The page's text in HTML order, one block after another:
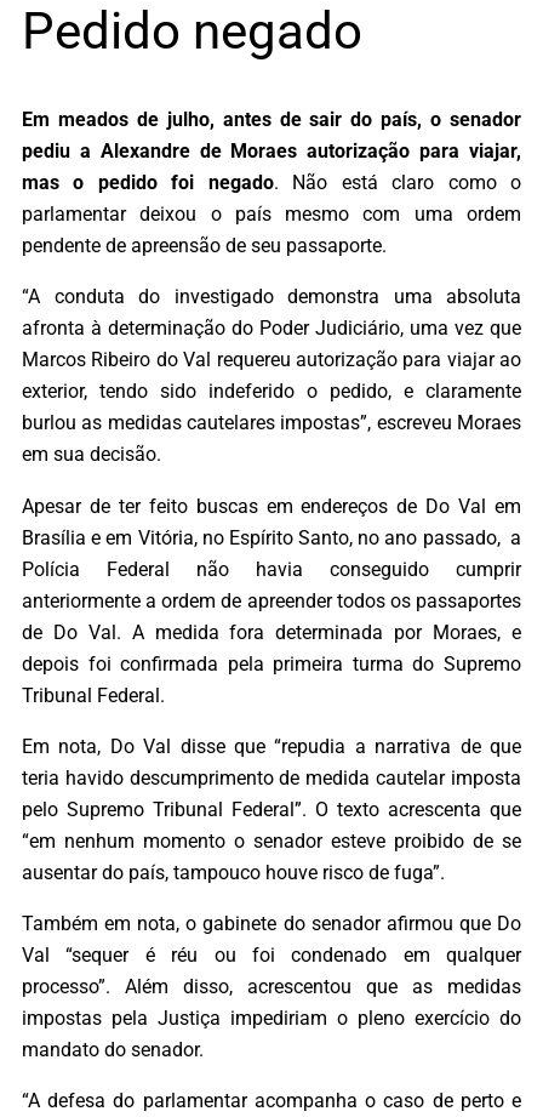
Pedido negado
Em meados de julho, antes de sair do país, o senador
pediu a Alexandre de Moraes autorização para viajar,
mas o pedido foi negado. Não está claro como o
parlamentar deixou o país mesmo com uma ordem
pendente de apreensão de seu passaporte.
“A conduta do investigado demonstra uma absoluta
afronta à determinação do Poder Judiciário, uma vez que
Marcos Ribeiro do Val requereu autorização para viajar ao
exterior, tendo sido indeferido o pedido, e claramente
burlou as medidas cautelares impostas”, escreveu Moraes
em sua decisão.
Apesar de ter feito buscas em endereços de Do Val em
Brasília e em Vitória, no Espírito Santo, no ano passado, a
Polícia Federal não havia conseguido cumprir
anteriormente a ordem de apreender todos os passaportes
de Do Val. A medida fora determinada por Moraes, e
depois foi confirmada pela primeira turma do Supremo
Tribunal Federal.
Em nota, Do Val disse que “repudia a narrativa de que
teria havido descumprimento de medida cautelar imposta
pelo Supremo Tribunal Federal”. O texto acrescenta que
“em nenhum momento o senador esteve proibido de se
ausentar do país, tampouco houve risco de fuga”.
Também em nota, o gabinete do senador afirmou que Do
Val “sequer é réu ou foi condenado em qualquer
processo”. Além disso, acrescentou que as medidas
impostas pela Justiça impediriam o pleno exercício do
mandato do senador.
“A defesa do parlamentar acompanha o caso de perto e